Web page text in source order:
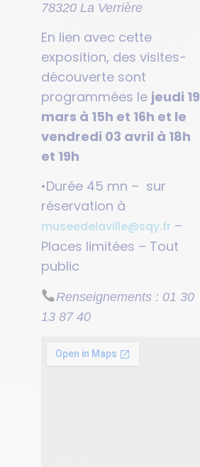
78320 La Verrière
En lien avec cette
exposition, des visites-
découverte sont
programmées le jeudi 19
mars à 15h et 16h et le
vendredi 03 avril à 18h
et 19h
•Durée 45 mn – sur
réservation à
museedelaville@sqy.fr –
Places limitées – Tout
public
Renseignements : 01 30
13 87 40